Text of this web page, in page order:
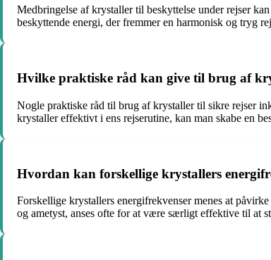
Medbringelse af krystaller til beskyttelse under rejser
beskyttende energi, der fremmer en harmonisk og tryg
Hvilke praktiske råd kan give til brug af
Nogle praktiske råd til brug af krystaller til sikre rejser
krystaller effektivt i ens rejserutine, kan man skabe en
Hvordan kan forskellige krystallers
Forskellige krystallers energifrekvenser menes at
og ametyst, anses ofte for at være særligt effektive til at